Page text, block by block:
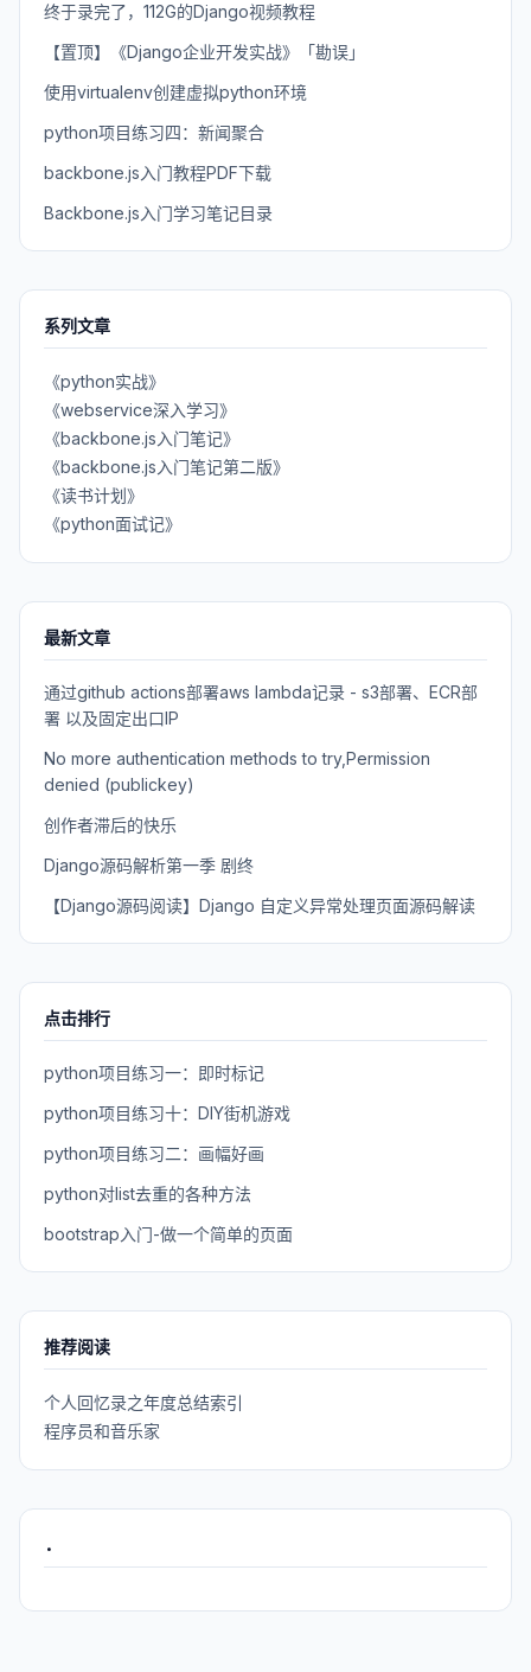
终于录完了，112G的Django视频教程
【置顶】《Django企业开发实战》「勘误」
使用virtualenv创建虚拟python环境
python项目练习四：新闻聚合
backbone.js入门教程PDF下载
Backbone.js入门学习笔记目录
系列文章
《python实战》
《webservice深入学习》
《backbone.js入门笔记》
《backbone.js入门笔记第二版》
《读书计划》
《python面试记》
最新文章
通过github actions部署aws lambda记录 - s3部署、ECR部
署 以及固定出口IP
No more authentication methods to try,Permission
denied (publickey)
创作者滞后的快乐
Django源码解析第一季 剧终
【Django源码阅读】Django 自定义异常处理页面源码解读
点击排行
python项目练习一：即时标记
python项目练习十：DIY街机游戏
python项目练习二：画幅好画
python对list去重的各种方法
bootstrap入门-做一个简单的页面
推荐阅读
个人回忆录之年度总结索引
程序员和音乐家
.